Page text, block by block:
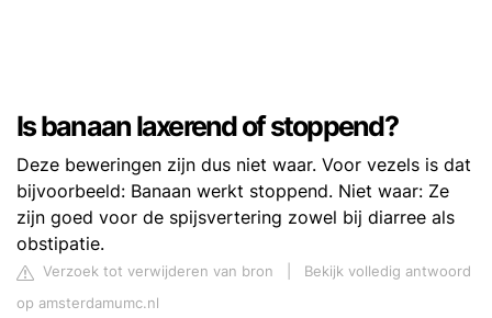
Is banaan laxerend of stoppend?
Deze beweringen zijn dus niet waar. Voor vezels is dat
bijvoorbeeld: Banaan werkt stoppend. Niet waar: Ze
zijn goed voor de spijsvertering zowel bij diarree als
obstipatie.
Verzoek tot verwijderen van bron
Bekijk volledig antwoord
op amsterdamumc.nl